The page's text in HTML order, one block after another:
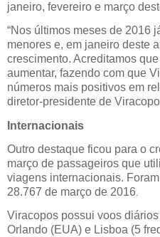
janeiro, fevereiro e março
“Nos últimos meses de 2016
menores e, em janeiro deste
crescimento. Acreditamos
aumentar, fazendo com que
números mais positivos em
diretor-presidente de
Internacionais
Outro destaque ficou para o
março de passageiros que
viagens internacionais. Foram
28.767 de março de 2016.
Viracopos possui voos
Orlando (EUA) e Lisboa (5